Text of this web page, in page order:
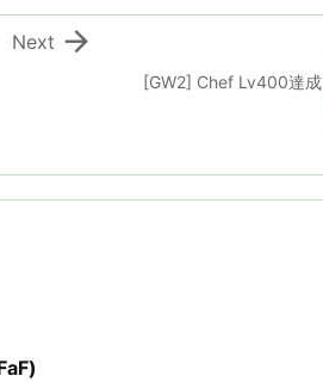
[GW2] Chef Lv400達成

Next